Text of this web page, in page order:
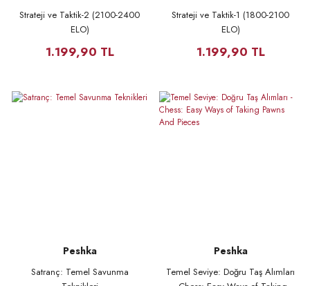
Strateji ve Taktik-2 (2100-2400
ELO)
1.199,90 TL
Strateji ve Taktik-1 (1800-2100
ELO)
1.199,90 TL
Peshka
Satranç: Temel Savunma
Peshka
Temel Seviye: Doğru Taş Alımları